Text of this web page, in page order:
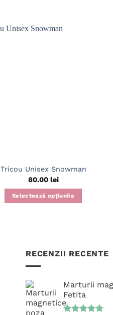
Tricou Unisex Snowman
80.00 lei
Selectează opțiunile
multe
pot
fi
alese
RECENZII RECENTE
Marturii
Fetita